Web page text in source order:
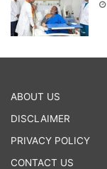
ABOUT US
DISCLAIMER
PRIVACY POLICY
CONTACT US